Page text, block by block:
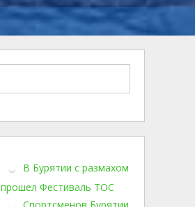
В Бурятии с размахом
прошел Фестиваль ТОС